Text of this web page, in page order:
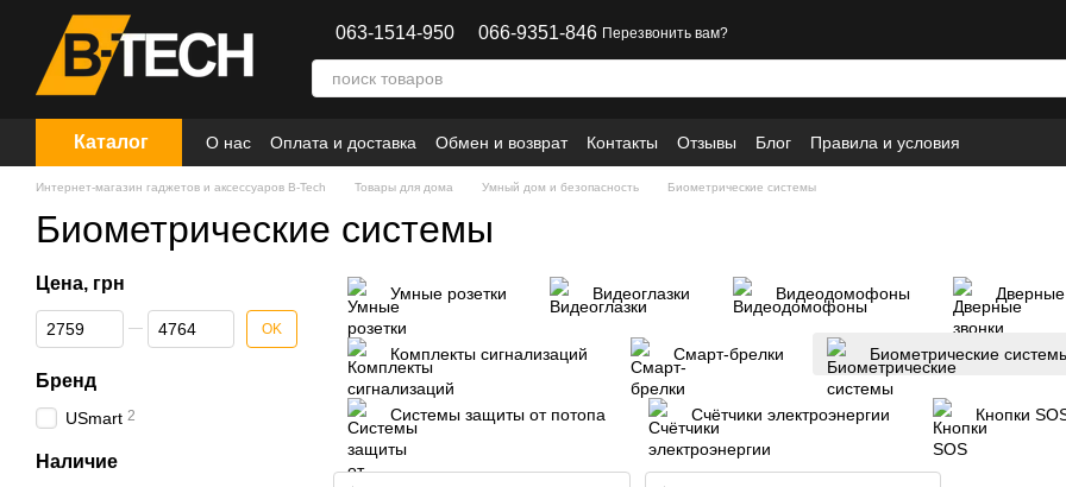
Перейти к основному контенту
063-1514-950 066-9351-846 Перезвонить вам?
Каталог О нас Оплата и доставка Обмен и возврат Контакты Отзывы Блог Правила и условия
Интернет-магазин гаджетов и аксессуаров B-Tech Товары для дома Умный дом и безопасность Биометрические системы
Биометрические системы
Умные розетки Видеоглазки Видеодомофоны Дверные
Комплекты сигнализаций Смарт-брелки Биометрические
Системы защиты от потопа Счётчики электроэнергии Кнопки
Цена, грн
От Цена, грн
До Цена, грн OK
Бренд
USmart 2
Наличие